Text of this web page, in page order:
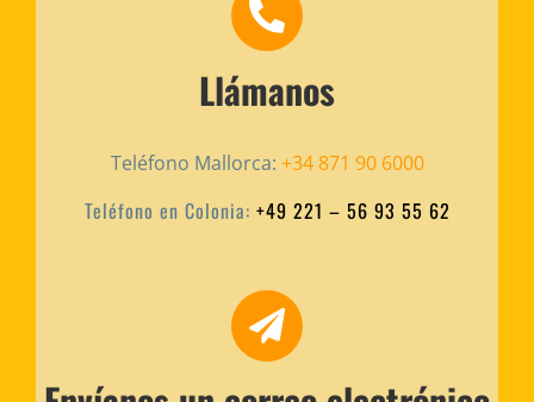
Llámanos
Teléfono Mallorca: +34 871 90 6000
Teléfono en Colonia: +49 221 – 56 93 55 62